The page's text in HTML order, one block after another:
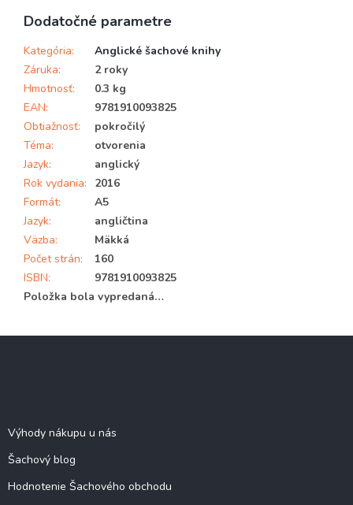
Dodatočné parametre
Kategória:
Anglické šachové knihy
Záruka:
2 roky
Hmotnosť:
0.3 kg
EAN:
9781910093825
Obtiažnosť:
pokročilý
Téma:
otvorenia
Jazyk:
anglický
Rok vydania:
2016
Formát:
A5
Jazyk:
angličtina
Väzba:
Mäkká
Počet strán:
160
ISBN:
9781910093825
Položka bola vypredaná…
Výhody nákupu u nás
Šachový blog
Hodnotenie Šachového obchodu